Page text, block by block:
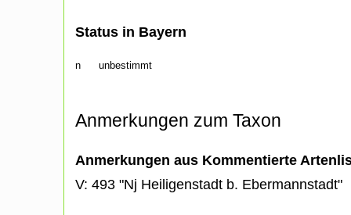
Status in Bayern
n unbestimmt
Anmerkungen zum Taxon
Anmerkungen aus Kommentierte
V: 493 "Nj Heiligenstadt b. Ebermannstadt"